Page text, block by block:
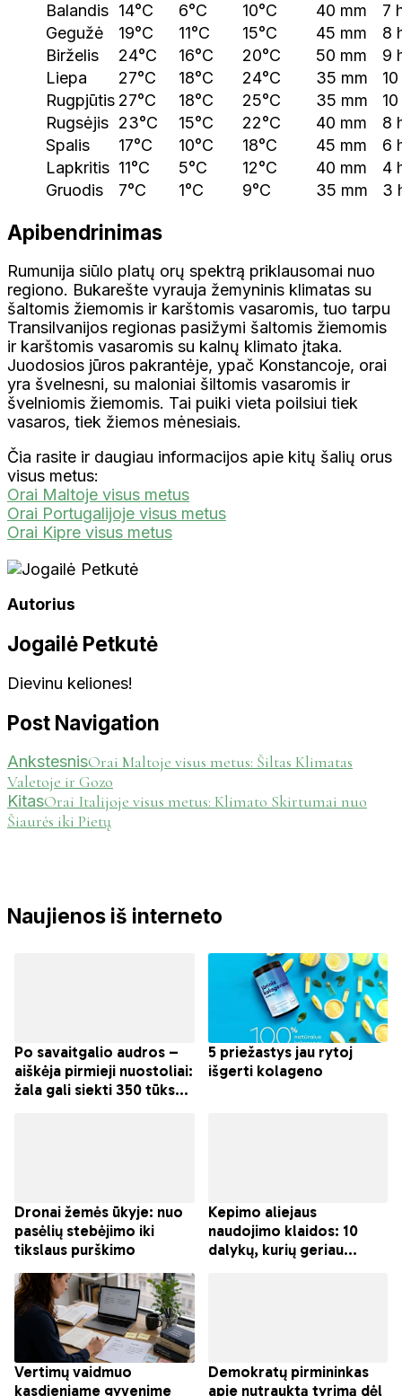
Balandis 14°C 6°C 10°C 40 mm
7
Gegužė
19°C 11°C 15°C 45 mm
8
Birželis
24°C 16°C 20°C 50 mm
9
Liepa
27°C 18°C 24°C 35 mm
Rugpjūtis 27°C 18°C 25°C 35 mm
Rugsėjis 23°C 15°C 22°C 40 mm
8
Spalis
17°C 10°C 18°C 45 mm
6
Lapkritis 11°C 5°C 12°C 40 mm
4
Gruodis
7°C 1°C 9°C 35 mm 3
Apibendrinimas
Rumunija siūlo platų orų spektrą priklausomai nuo
regiono. Bukarešte vyrauja žemyninis klimatas su
šaltomis žiemomis ir karštomis vasaromis, tuo tarpu
Transilvanijos regionas pasižymi šaltomis žiemomis
ir karštomis vasaromis su kalnų klimato įtaka.
Juodosios jūros pakrantėje, ypač Konstancoje, orai
yra švelnesni, su maloniai šiltomis vasaromis ir
švelniomis žiemomis. Tai puiki vieta poilsiui tiek
vasaros, tiek žiemos mėnesiais.
Čia rasite ir daugiau informacijos apie kitų šalių orus
visus metus:
Orai Maltoje visus metus
Orai Portugalijoje visus metus
Orai Kipre visus metus
Autorius
Jogailė Petkutė
Dievinu keliones!
Post Navigation
AnkstesnisOrai Maltoje visus metus: Šiltas Klimatas
Valetoje ir Gozo
KitasOrai Italijoje visus metus: Klimato Skirtumai nuo
Šiaurės iki Pietų
Naujienos iš interneto